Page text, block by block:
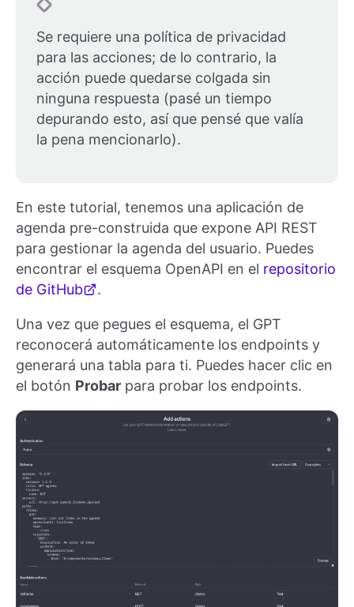
Se requiere una política de privacidad
para las acciones; de lo contrario, la
acción puede quedarse colgada sin
ninguna respuesta (pasé un tiempo
depurando esto, así que pensé que valía
la pena mencionarlo).
En este tutorial, tenemos una aplicación de
agenda pre-construida que expone API REST
para gestionar la agenda del usuario. Puedes
encontrar el esquema OpenAPI en el repositorio
de GitHub
.
Una vez que pegues el esquema, el GPT
reconocerá automáticamente los endpoints y
generará una tabla para ti. Puedes hacer clic en
el botón Probar para probar los endpoints.